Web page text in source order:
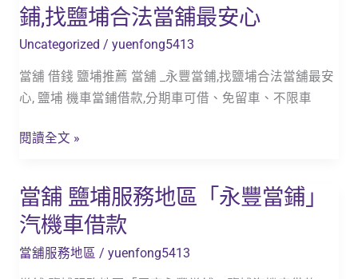
鋪,找鹽埔合法當舖最安心
Uncategorized / yuenfong5413
當舖 借錢 鹽埔推薦 當舖 _永豐當鋪,找鹽埔合法當舖最安
心, 鹽埔 機車當鋪借款,分期車可借、免留車、不限車
舖
借
錢
鹽
埔
薦
_
永
豐
閱讀全文 »
當舖 鹽埔服務地區「永豐當鋪」
汽機車借款
當舖服務地區 / yuenfong5413
當
舖
鹽
埔